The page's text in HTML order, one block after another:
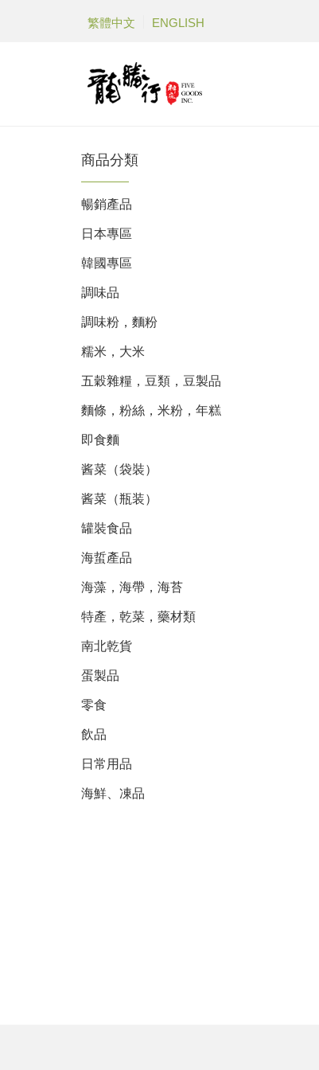
繁體中文 ENGLISH
商品分類
暢銷產品
日本專區
韓國專區
調味品
調味粉，麵粉
糯米，大米
五穀雜糧，豆類，豆製品
麵條，粉絲，米粉，年糕
即食麵
酱菜（袋裝）
酱菜（瓶装）
罐裝食品
海蜇產品
海藻，海帶，海苔
特產，乾菜，藥材類
南北乾貨
蛋製品
零食
飲品
日常用品
海鮮、凍品